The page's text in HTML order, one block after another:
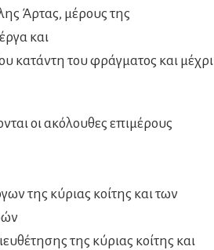
Άρτας, μέρους της
και
κατάντη του φράγματος και μέχρι
οι ακόλουθες επιμέρους
της κύριας κοίτης και των
της κύριας κοίτης και